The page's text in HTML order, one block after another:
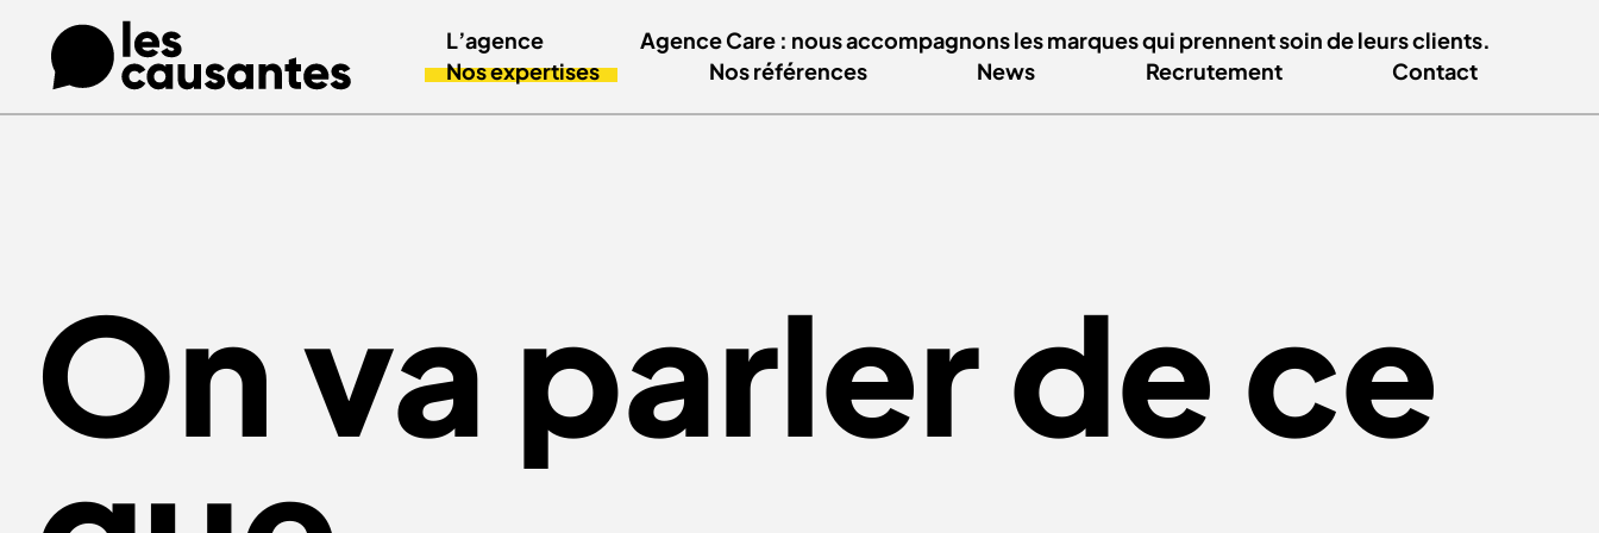
L’agence
Agence Care : nous accompagnons les marques qui prennent soin de leurs clients.
Nos expertises
Nos références News Recrutement Contact
On va parler de ce
EN SAVOIR PLUS